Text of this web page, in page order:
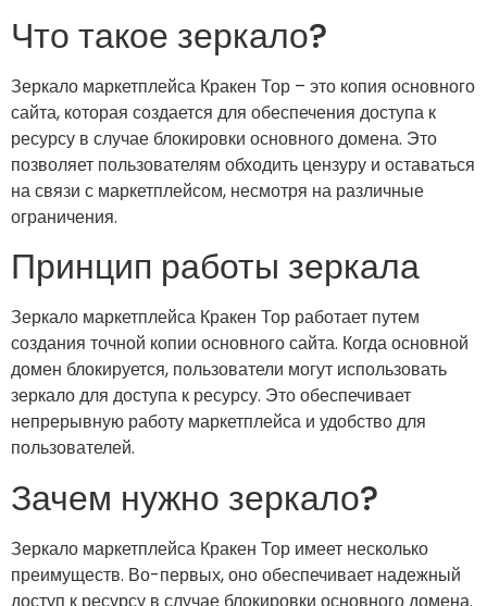
Что такое зеркало?
Зеркало маркетплейса Кракен Тор – это копия основного
сайта, которая создается для обеспечения доступа к
ресурсу в случае блокировки основного домена. Это
позволяет пользователям обходить цензуру и оставаться
на связи с маркетплейсом, несмотря на различные
ограничения.
Принцип работы зеркала
Зеркало маркетплейса Кракен Тор работает путем
создания точной копии основного сайта. Когда основной
домен блокируется, пользователи могут использовать
зеркало для доступа к ресурсу. Это обеспечивает
непрерывную работу маркетплейса и удобство для
пользователей.
Зачем нужно зеркало?
Зеркало маркетплейса Кракен Тор имеет несколько
преимуществ. Во-первых, оно обеспечивает надежный
доступ к ресурсу в случае блокировки основного домена.